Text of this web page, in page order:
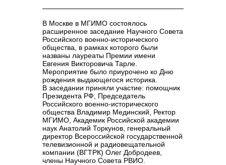
В Москве в МГИМО состоялось
расширенное заседание Научного Совета
Российского военно-исторического
общества, в рамках которого были
названы лауреаты Премии имени
Евгения Викторовича Тарле.
Мероприятие было приурочено ко Дню
рождения выдающегося историка
В заседании приняли участие: помощник
Президента РФ, Председатель
Российского военно-исторического
общества Владимир Мединский , Ректор
МГИМО, Академик Российской академии
наук Анатолий Торкунов , генеральный
директор Всероссийской государственной
телевизионной и радиовещательной
компании (ВГТРК) Олег Добродеев
члены Научного Совета РВИО.